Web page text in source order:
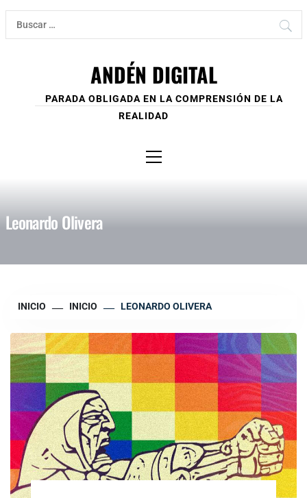
Ir
contenido
Buscar:
ANDÉN DIGITAL
PARADA OBLIGADA EN LA COMPRENSIÓN DE LA
REALIDAD
principal
Leonardo Olivera
INICIO INICIO LEONARDO OLIVERA